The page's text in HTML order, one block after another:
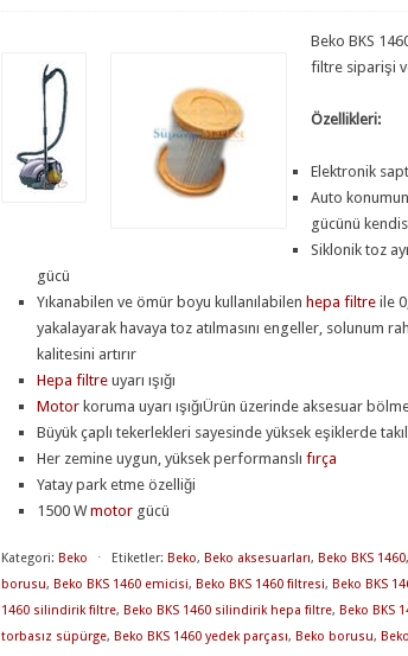
Beko BKS
filtre siparişi
Özellikleri:
Elektronik
Auto
gücünü
Siklonik toz
gücü
Yıkanabilen ve ömür boyu kullanılabilen hepa filtre ile
yakalayarak havaya toz atılmasını engeller, solunum
kalitesini artırır
Hepa filtre uyarı ışığı
Motor koruma uyarı ışığıÜrün üzerinde aksesuar
Büyük çaplı tekerlekleri sayesinde yüksek eşiklerde
Her zemine uygun, yüksek performanslı fırça
Yatay park etme özelliği
1500 Wmotor gücü
Kategori: Beko ⋅ Etiketler: Beko, Beko aksesuarları, Beko BKS 1460,
borusu, Beko BKS 1460 emicisi, Beko BKS 1460 filtresi, Beko BKS
1460 silindirik filtre, Beko BKS 1460 silindirik hepa filtre, Beko BKS
torbasız süpürge, Beko BKS 1460 yedek parçası, Beko borusu,